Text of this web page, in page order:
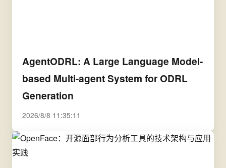
AgentODRL: A Large Language Model-
based Multi-agent System for ODRL
Generation
2026/8/8 11:35:11